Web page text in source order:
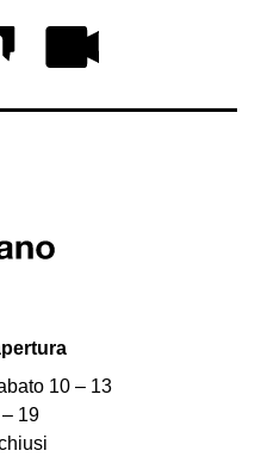
10 – 13
19